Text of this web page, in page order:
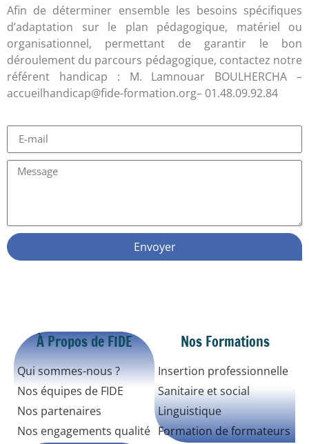
Afin de déterminer ensemble les besoins spécifiques
d’adaptation sur le plan pédagogique, matériel ou
organisationnel, permettant de garantir le bon
déroulement du parcours pédagogique, contactez notre
référent handicap : M. Lamnouar BOULHERCHA –
accueilhandicap@fide-formation.org– 01.48.09.92.84
Envoyer
À Propos de FIDE
Qui sommes-nous ?
Nos équipes de FIDE
Nos partenaires
Nos engagements qualité
Nos Formations
Insertion professionnelle
Sanitaire et social
Linguistique
Formation de formateurs